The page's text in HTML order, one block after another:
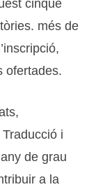
cinquè
més de
ofertades.
i
de grau
a la